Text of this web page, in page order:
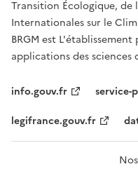
Transition Écologique, de
Internationales sur le
BRGM est
applications des sciences
info.gouv.fr
service-
legifrance.gouv.fr